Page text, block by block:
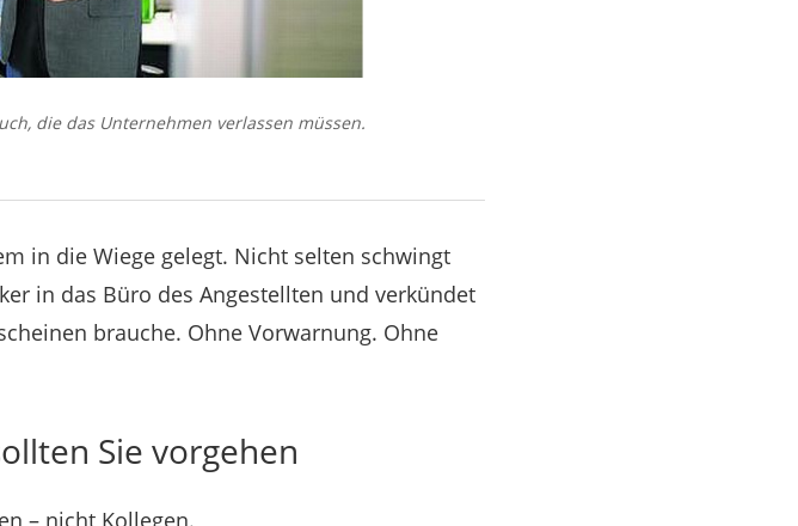
die das Unternehmen verlassen müssen.
in die Wiege gelegt. Nicht selten schwingt
in das Büro des Angestellten und verkündet
brauche. Ohne Vorwarnung. Ohne
Sie vorgehen